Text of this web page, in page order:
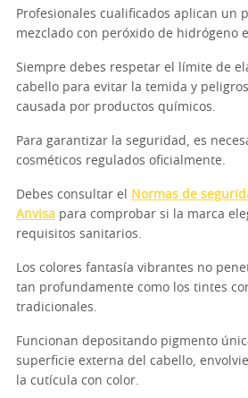
Profesionales cualificados aplican un
mezclado con peróxido de hidrógeno
Siempre debes respetar el límite de
cabello para evitar la temida y
causada por productos químicos.
Para garantizar la seguridad, es
cosméticos regulados oficialmente.
Debes consultar el
Normas de
Anvisa para comprobar si la marca
requisitos sanitarios.
Los colores fantasía vibrantes no
tan profundamente como los tintes
tradicionales.
Funcionan depositando pigmento
superficie externa del cabello,
la cutícula con color.